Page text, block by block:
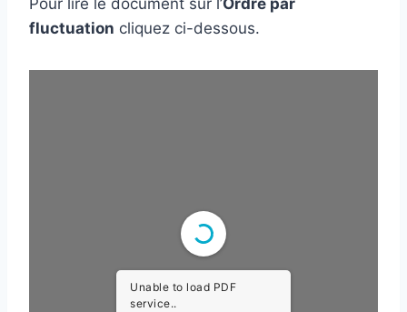
Pour lire le document sur l’Ordre par
fluctuation cliquez ci-dessous.
Unable to load PDF
service..